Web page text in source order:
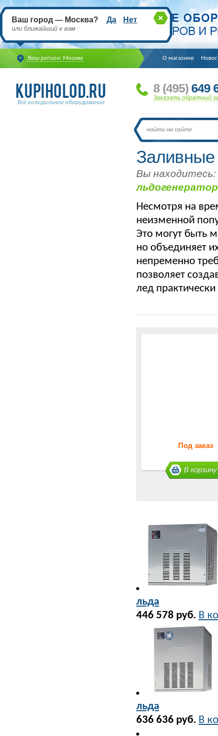
Ваш регион: Москва
Ваш город — Москва? Да Нет
или ближайший к вам
О магазине
Всё холодильное оборудование
8 (495) 649
Заказать обратный
Заливные
Вы находитесь:
Несмотря на
неизменной
Это могут быть
но объединяет
непременно
позволяет
лед
Под заказ
В корзину
льда
446 578 руб. В
льда
636 636 руб. В